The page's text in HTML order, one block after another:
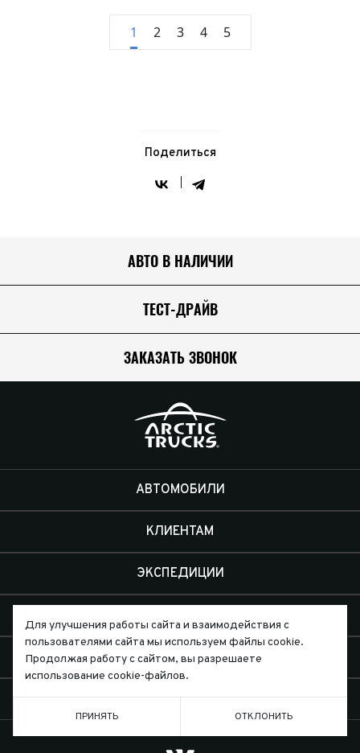
1 2 3 4 5
Поделиться
АВТО В НАЛИЧИИ
ТЕСТ-ДРАЙВ
ЗАКАЗАТЬ ЗВОНОК
АВТОМОБИЛИ
КЛИЕНТАМ
ЭКСПЕДИЦИИ
О КОМПАНИИ
КОНТАКТЫ
Для улучшения работы сайта и взаимодействия с
пользователями сайта мы используем файлы cookie.
Продолжая работу с сайтом, вы разрешаете
использование cookie-файлов.
ПРИНЯТЬ ОТКЛОНИТЬ